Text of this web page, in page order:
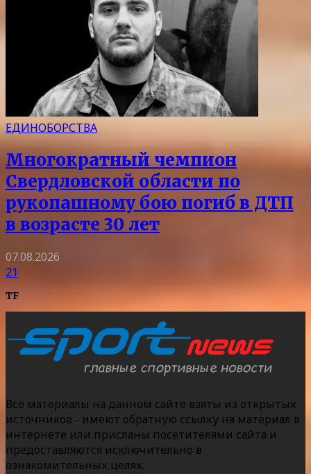
ЕДИНОБОРСТВА
Многократный чемпион
Свердловской области по
рукопашному бою погиб в ДТП
в возрасте 30 лет
07.08.2026
21
TF
Все материалы на данном сайте взяты из открытых
источников - имеют обратную ссылку на материал в
интернете или присланы посетителями сайта и
предоставляются исключительно в
ознакомительных целях.